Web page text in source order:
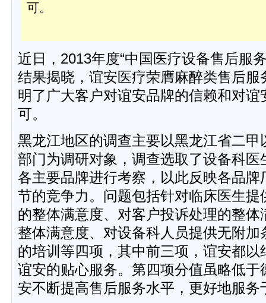
可。
近日，2013年度“中国医疗设备售后服
结果揭晓，谊安医疗荣膺麻醉类售后
明了广大客户对谊安品牌的信赖和对
可。
黑龙江地区的调查主要以黑龙江省二
部门为调研对象，调查选取了设备科
各主要品牌进行考察，以此反映各品
节的竞争力。问题包括针对临床医生
的整体满意度、对客户投诉处理的整
整体满意度、对设备科人员提供无附
的培训等四项，其中前三项，谊安都
谊安的贴心服务。第四项分值虽略低
安不断提高售后服务水平，更好地服务